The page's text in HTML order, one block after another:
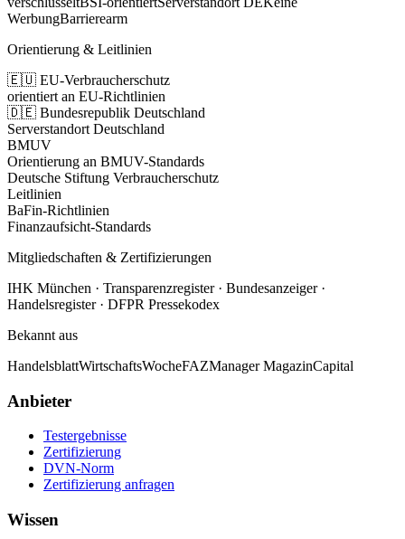
WerbungBarrierearm
Orientierung & Leitlinien
🇪🇺 EU-Verbraucherschutz
orientiert an EU-Richtlinien
🇩🇪 Bundesrepublik Deutschland
Serverstandort Deutschland
BMUV
Orientierung an BMUV-Standards
Deutsche Stiftung Verbraucherschutz
Leitlinien
BaFin-Richtlinien
Finanzaufsicht-Standards
Mitgliedschaften & Zertifizierungen
IHK München · Transparenzregister · Bundesanzeiger ·
Handelsregister · DFPR Pressekodex
Bekannt aus
HandelsblattWirtschaftsWocheFAZManager MagazinCapital
Anbieter
Testergebnisse
Zertifizierung
DVN-Norm
Zertifizierung anfragen
Wissen